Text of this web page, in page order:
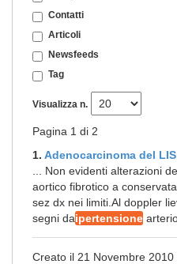
Contatti
Articoli
Newsfeeds
Tag
Visualizza n.
Pagina 1 di 2
1. Adenocarcinoma del
... Non evidenti alterazioni
aortico fibrotico a
sez dx nei limiti.Al doppler
segni daipertensione
Creato il 21 Novembre 2010